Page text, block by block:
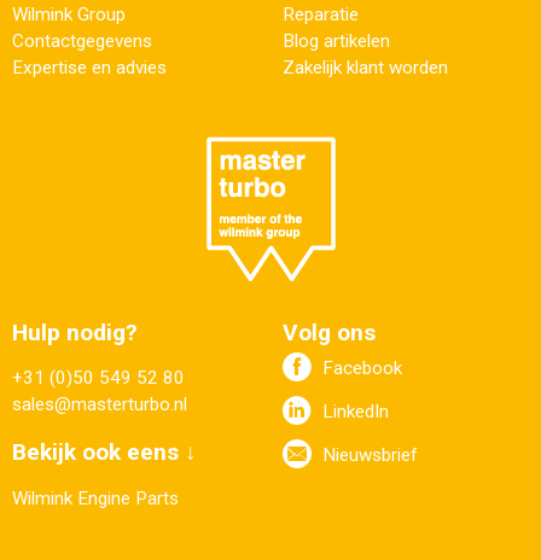
Wilmink Group
Contactgegevens
Expertise en advies
Reparatie
Blog artikelen
Zakelijk klant worden
Hulp nodig?
+31 (0)50 549 52 80
sales@masterturbo.nl
Bekijk ook eens ↓
Wilmink Engine Parts
Volg ons
Facebook
LinkedIn
Nieuwsbrief